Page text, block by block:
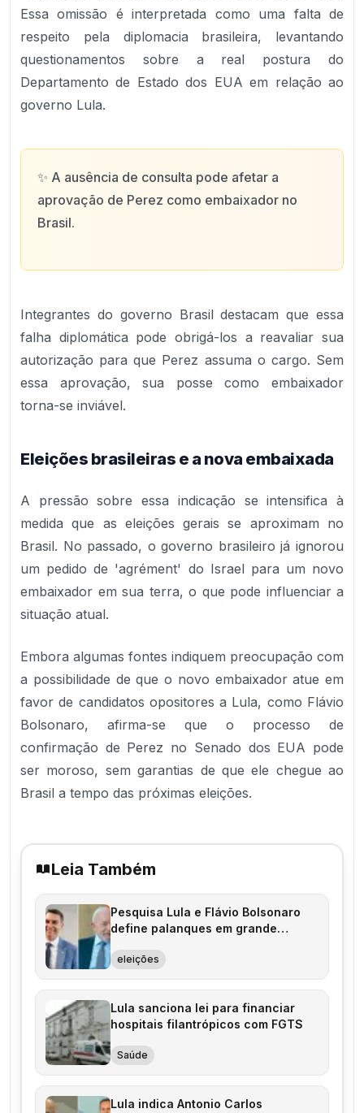
Essa omissão é interpretada como uma falta de
respeito pela diplomacia brasileira, levantando
questionamentos sobre a real postura do
Departamento de Estado dos EUA em relação ao
governo Lula.
✨ A ausência de consulta pode afetar a
aprovação de Perez como embaixador no
Brasil.
Integrantes do governo Brasil destacam que essa
falha diplomática pode obrigá-los a reavaliar sua
autorização para que Perez assuma o cargo. Sem
essa aprovação, sua posse como embaixador
torna-se inviável.
Eleições brasileiras e a nova embaixada
A pressão sobre essa indicação se intensifica à
medida que as eleições gerais se aproximam no
Brasil. No passado, o governo brasileiro já ignorou
um pedido de 'agrément' do Israel para um novo
embaixador em sua terra, o que pode influenciar a
situação atual.
Embora algumas fontes indiquem preocupação com
a possibilidade de que o novo embaixador atue em
favor de candidatos opositores a Lula, como Flávio
Bolsonaro, afirma-se que o processo de
confirmação de Perez no Senado dos EUA pode
ser moroso, sem garantias de que ele chegue ao
Brasil a tempo das próximas eleições.
Leia Também
Pesquisa Lula e Flávio Bolsonaro
define palanques em grande
eleições
Lula sanciona lei para financiar
hospitais filantrópicos com FGTS
Saúde
Lula indica Antonio Carlos